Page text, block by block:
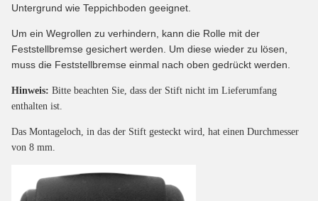
Untergrund wie Teppichboden geeignet.
Um ein Wegrollen zu verhindern, kann die Rolle mit der
Feststellbremse gesichert werden. Um diese wieder zu lösen,
muss die Feststellbremse einmal nach oben gedrückt werden.
Hinweis: Bitte beachten Sie, dass der Stift nicht im Lieferumfang
enthalten ist.
Das Montageloch, in das der Stift gesteckt wird, hat einen Durchmesser
von 8 mm.